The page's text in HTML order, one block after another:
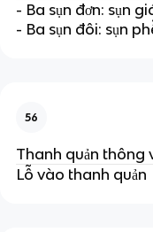
- Ba sụn đơn: sụn
- Ba sụn đôi: sụn
56
Thanh quản thông
Lỗ vào thanh quản